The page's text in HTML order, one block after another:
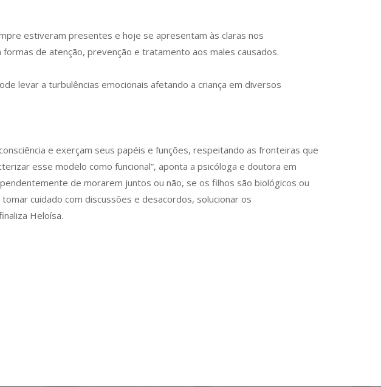
estiveram presentes e hoje se apresentam às claras nos
de atenção, prevenção e tratamento aos males causados.
levar a turbulências emocionais afetando a criança em diversos
e exerçam seus papéis e funções, respeitando as fronteiras que
esse modelo como funcional”, aponta a psicóloga e doutora em
de morarem juntos ou não, se os filhos são biológicos ou
cuidado com discussões e desacordos, solucionar os
Heloísa.